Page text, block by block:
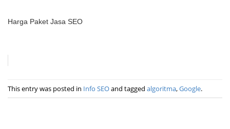
Harga Paket Jasa SEO
This entry was posted in Info SEOand tagged algoritma,Google.